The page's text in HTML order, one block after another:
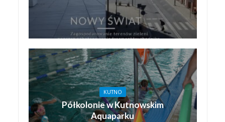
KUTNO
Półkolonie w Kutnowskim
Aquaparku